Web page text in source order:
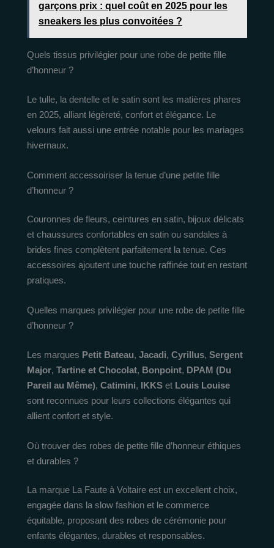
garçons prix : quel coût en 2025 pour les
sneakers les plus convoitées ?
Quels tissus privilégier pour une robe de petite fille
d’honneur ?
Le tulle, la dentelle et le satin sont les matières phares
en 2025, alliant légèreté, confort et élégance. Le
velours fait aussi une entrée notable pour les mariages
hivernaux.
Comment accessoiriser la tenue d’une petite fille
d’honneur ?
Couronnes de fleurs, ceintures en satin, bijoux délicats
et chaussures confortables en satin ou sandales à
brides fines complètent parfaitement la tenue. Ces
accessoires ajoutent une touche raffinée tout en restant
pratiques.
Quelles marques privilégier pour une robe de petite fille
d’honneur ?
Les marques Petit Bateau, Jacadi, Cyrillus, Sergent
Major, Tartine et Chocolat, Bonpoint, DPAM (Du
Pareil au Même), Catimini, IKKS et Louis Louise
sont reconnues pour leurs collections élégantes qui
allient confort et style.
Où trouver des robes de petite fille d’honneur éthiques
et durables ?
La marque La Faute à Voltaire est un excellent choix,
engagée dans la slow fashion et le commerce
équitable, proposant des robes de cérémonie pour
enfants élégantes, durables et responsables.